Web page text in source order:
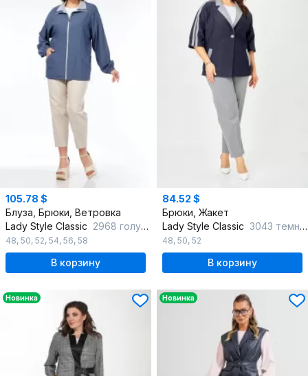
105.78 $
Блуза, Брюки, Ветровка
Lady Style Classic 2968 голубой_с_бежевый
48, 50, 52, 54, 56, 58
В корзину
84.52 $
Брюки, Жакет
Lady Style Classic 3043 темно-синий_с_серым
48, 50, 52
В корзину
Новинка Новинка